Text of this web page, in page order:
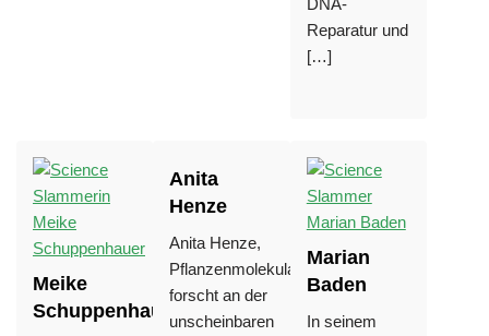
DNA-
Reparatur und
[…]
Meike
Schuppenhauer
Anita
Henze
Anita Henze,
Pflanzenmolekularbiologin,
forscht an der
unscheinbaren
Marian
Baden
In seinem